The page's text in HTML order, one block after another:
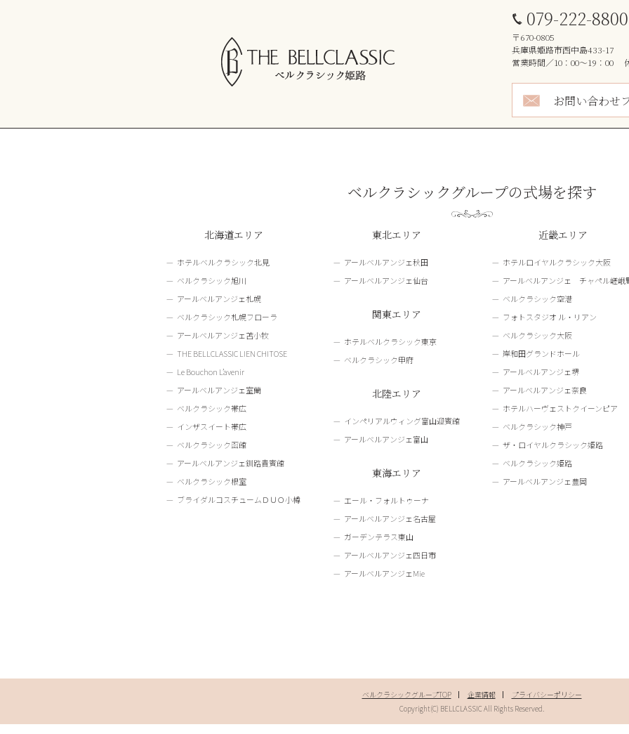
079-222-8800
〒670-0805
兵庫県姫路市西中島433-17
営業時間／10：00～19：00
お問い合わせ
ベルクラシックグループの式場を探す
北海道エリア
ホテルベルクラシック北見
ベルクラシック旭川
アールベルアンジェ札幌
ベルクラシック札幌フローラ
アールベルアンジェ苫小牧
THE BELLCLASSIC LIEN CHITOSE
Le Bouchon L’avenir
アールベルアンジェ室蘭
ベルクラシック帯広
インザスイート帯広
ベルクラシック函館
アールベルアンジェ釧路貴賓館
ベルクラシック根室
ブライダルコスチュームＤＵＯ小樽
東北エリア
アールベルアンジェ秋田
アールベルアンジェ仙台
関東エリア
ホテルベルクラシック東京
ベルクラシック甲府
北陸エリア
インペリアルウィング富山迎賓館
アールベルアンジェ富山
東海エリア
エール・フォルトゥーナ
アールベルアンジェ名古屋
ガーデンテラス東山
アールベルアンジェ四日市
アールベルアンジェMie
近畿エリア
ホテルロイヤルクラシック大阪
アールベルアンジェ チャペル嵯峨
ベルクラシック空港
フォトスタジオ ル・リアン
ベルクラシック大阪
岸和田グランドホール
アールベルアンジェ堺
アールベルアンジェ奈良
ホテルハーヴェストクイーンピア
ベルクラシック神戸
ザ・ロイヤルクラシック姫路
ベルクラシック姫路
アールベルアンジェ豊岡
ベルクラシックグループTOP 企業情報
プライバシーポリシー
Copyright(C) BELLCLASSIC All Rights Reserved.